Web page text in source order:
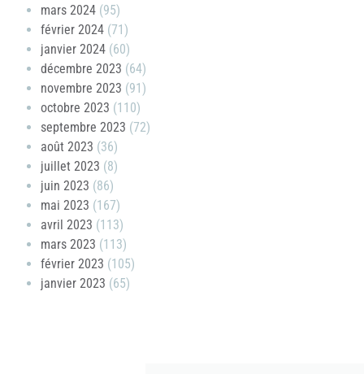
mars 2024 (95)
février 2024 (71)
janvier 2024 (60)
décembre 2023 (64)
novembre 2023 (91)
octobre 2023 (110)
septembre 2023 (72)
août 2023 (36)
juillet 2023 (8)
juin 2023 (86)
mai 2023 (167)
avril 2023 (113)
mars 2023 (113)
février 2023 (105)
janvier 2023 (65)